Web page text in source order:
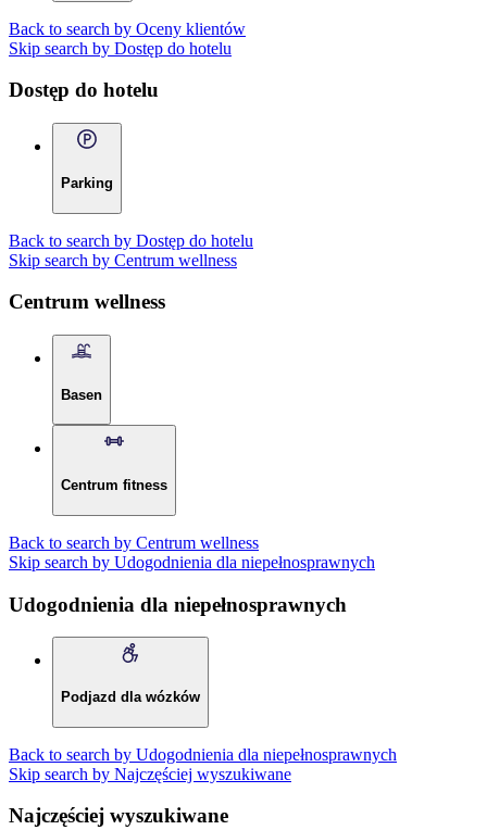
Back to search by Oceny klientów
Skip search by Dostęp do hotelu
Dostęp do hotelu
Parking
Back to search by Dostęp do hotelu
Skip search by Centrum wellness
Centrum wellness
Basen
Centrum fitness
Back to search by Centrum wellness
Skip search by Udogodnienia dla niepełnosprawnych
Udogodnienia dla niepełnosprawnych
Podjazd dla wózków
Back to search by Udogodnienia dla niepełnosprawnych
Skip search by Najczęściej wyszukiwane
Najczęściej wyszukiwane